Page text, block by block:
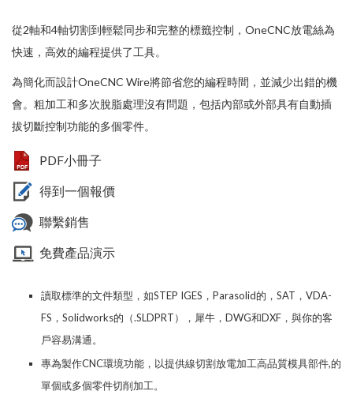
從2軸和4軸切割到輕鬆同步和完整的標籤控制，OneCNC放電絲為
快速，高效的編程提供了工具。
為簡化而設計OneCNC Wire將節省您的編程時間，並減少出錯的機
會。粗加工和多次脫脂處理沒有問題，包括內部或外部具有自動插
拔切斷控制功能的多個零件。
PDF小冊子
得到一個報價
聯繫銷售
免費產品演示
讀取標準的文件類型，如STEP IGES，Parasolid的，SAT，VDA-
FS，Solidworks的（.SLDPRT），犀牛，DWG和DXF，與你的客
戶容易溝通。
專為製作CNC環境功能，以提供線切割放電加工高品質模具部件,的
單個或多個零件切削加工。